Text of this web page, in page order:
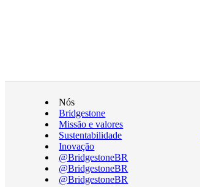
Nós
Bridgestone
Missão e valores
Sustentabilidade
Inovação
@BridgestoneBR
@BridgestoneBR
@BridgestoneBR